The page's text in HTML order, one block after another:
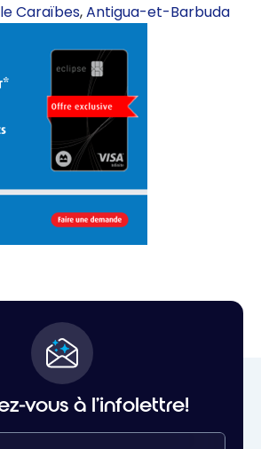
Caraïbes,Antigua-et-Barbuda
vous à l'infolettre!